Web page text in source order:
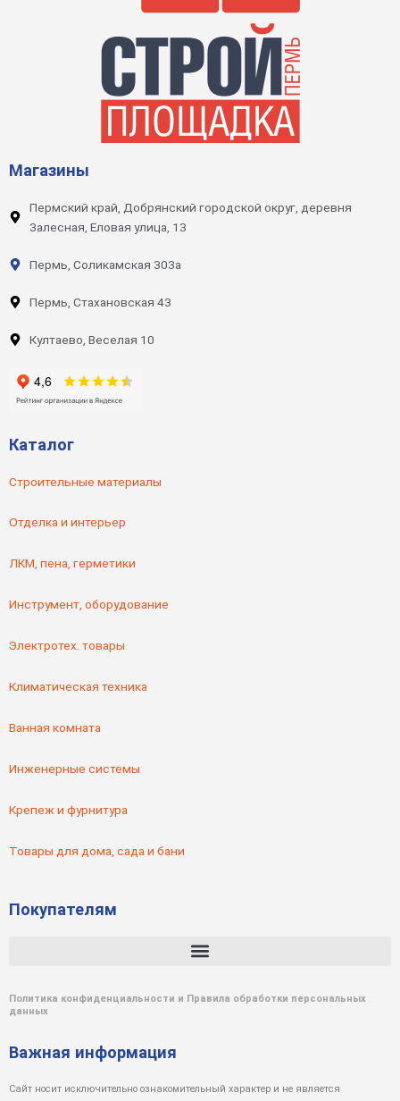
Магазины
Пермский край, Добрянский городской округ, деревня
Залесная, Еловая улица, 13
Пермь, Соликамская 303а
Пермь, Стахановская 43
Култаево, Веселая 10
Каталог
Строительные материалы
Отделка и интерьер
ЛКМ, пена, герметики
Инструмент, оборудование
Электротех. товары
Климатическая техника
Ванная комната
Инженерные системы
Крепеж и фурнитура
Товары для дома, сада и бани
Покупателям
Политика конфиденциальности и Правила обработки персональных
данных
Важная информация
Сайт носит исключительно ознакомительный характер и не является